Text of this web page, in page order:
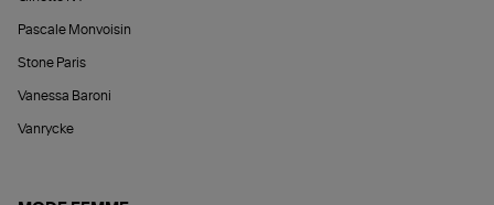
Pascale Monvoisin
Stone Paris
Vanessa Baroni
Vanrycke